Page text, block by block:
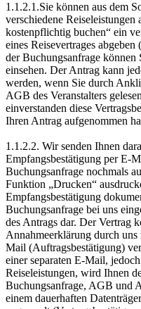
1.1.2.1.Sie können aus dem
verschiedene
kostenpflichtig buchen“ ein
eines Reisevertrages
der Buchungsanfrage können
einsehen. Der Antrag kann
werden, wenn Sie durch
AGB des Veranstalters
einverstanden diese
Ihren Antrag aufgenommen
1.1.2.2. Wir senden Ihnen
Empfangsbestätigung per E-
Buchungsanfrage nochmals
Funktion „Drucken“
Empfangsbestätigung
Buchungsanfrage bei uns
des Antrags dar. Der Vertrag
Annahmeerklärung durch uns
Mail (Auftragsbestätigung)
einer separaten E-Mail,
Reiseleistungen, wird Ihnen
Buchungsanfrage, AGB und
einem dauerhaften